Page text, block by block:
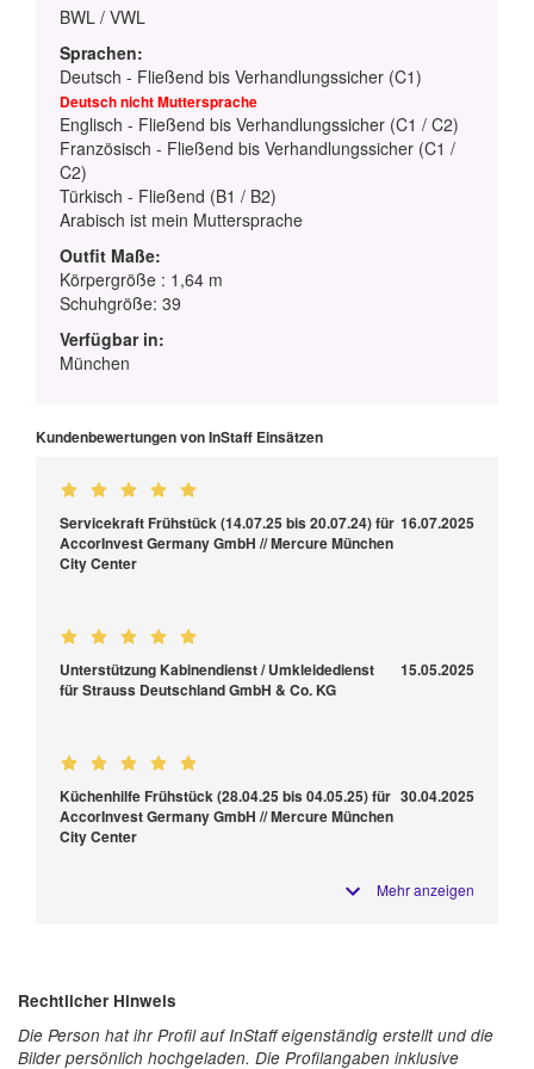
BWL / VWL
Sprachen:
Deutsch - Fließend bis Verhandlungssicher (C1)
Deutsch nicht Muttersprache
Englisch - Fließend bis Verhandlungssicher (C1 / C2)
Französisch - Fließend bis Verhandlungssicher (C1 /
C2)
Türkisch - Fließend (B1 / B2)
Arabisch ist mein Muttersprache
Outfit Maße:
Körpergröße : 1,64 m
Schuhgröße: 39
Verfügbar in:
München
Kundenbewertungen von InStaff Einsätzen
Servicekraft Frühstück (14.07.25 bis 20.07.24) für
AccorInvest Germany GmbH // Mercure München
City Center
16.07.2025
Unterstützung Kabinendienst / Umkleidedienst
für Strauss Deutschland GmbH & Co. KG
15.05.2025
Küchenhilfe Frühstück (28.04.25 bis 04.05.25) für
AccorInvest Germany GmbH // Mercure München
City Center
30.04.2025
Mehr anzeigen
Rechtlicher Hinweis
Die Person hat ihr Profil auf InStaff eigenständig erstellt und die
Bilder persönlich hochgeladen. Die Profilangaben inklusive